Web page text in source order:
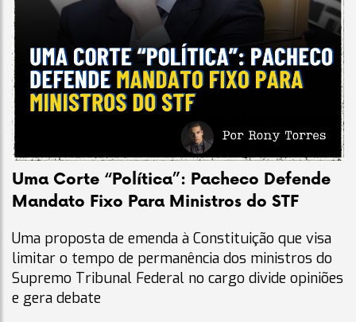
Uma Corte “Política”: Pacheco Defende
Mandato Fixo Para Ministros do STF
Uma proposta de emenda à Constituição que visa
limitar o tempo de permanência dos ministros do
Supremo Tribunal Federal no cargo divide opiniões
e gera debate